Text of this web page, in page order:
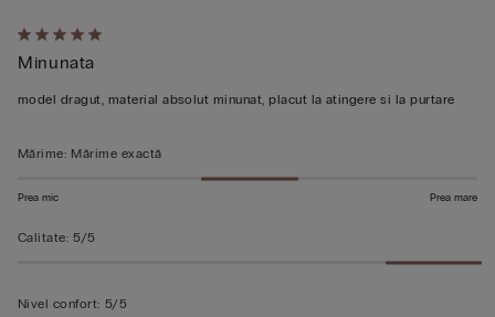
Evaluat
5
din
Minunata
model dragut, material absolut minunat, placut la atingere si la purtare
Mărime: Mărime exactă
Prea mic Prea mare
Calitate: 5/5
Nivel confort: 5/5